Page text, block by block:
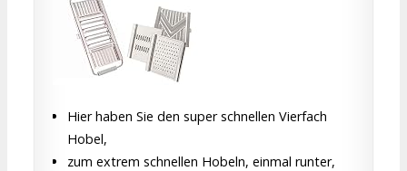
Hier haben Sie den super schnellen Vierfach
Hobel,
zum extrem schnellen Hobeln, einmal runter,